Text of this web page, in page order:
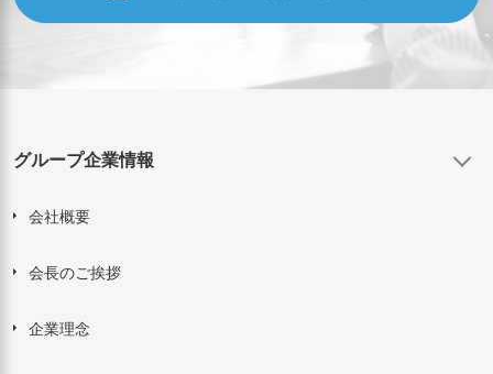
グループ企業情報
会社概要
会長のご挨拶
企業理念